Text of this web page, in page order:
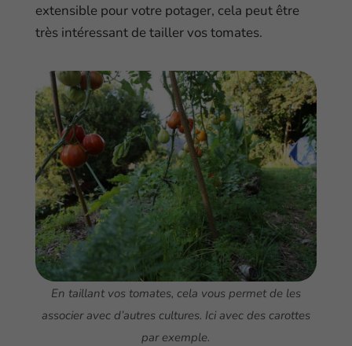
extensible pour votre potager, cela peut être
très intéressant de tailler vos tomates.
En taillant vos tomates, cela vous permet de les
associer avec d’autres cultures. Ici avec des carottes
par exemple.